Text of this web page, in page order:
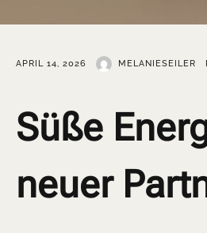
APRIL 14, 2026 MELANIESEILER
Süße
neuer